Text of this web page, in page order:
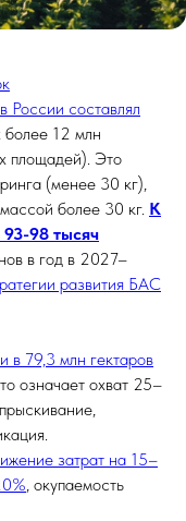
России составлял
12 млн
площадей). Это
(менее 30 кг),
более 30 кг. К
98 тысяч
в год в 2027–
развития БАС
в 79,3 млн гектаров
означает охват 25–
затрат на 15–
, окупаемость